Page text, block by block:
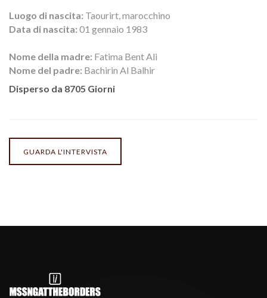
Luogo di nascita: Taourirt, marocchino
Data di nascita: 01 gennaio 1983
Nome della madre: Fatima Bent Ali
Nome del padre: Bachirin Al Balhir
Disperso da 8705 Giorni
GUARDA L'INTERVISTA